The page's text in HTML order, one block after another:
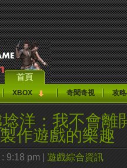
首頁
XBOX 奇聞奇視 攻
洋：我不會離
作遊戲的樂趣
9:18 pm | 遊戲綜合資訊